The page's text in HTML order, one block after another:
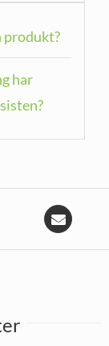
produkt?
har